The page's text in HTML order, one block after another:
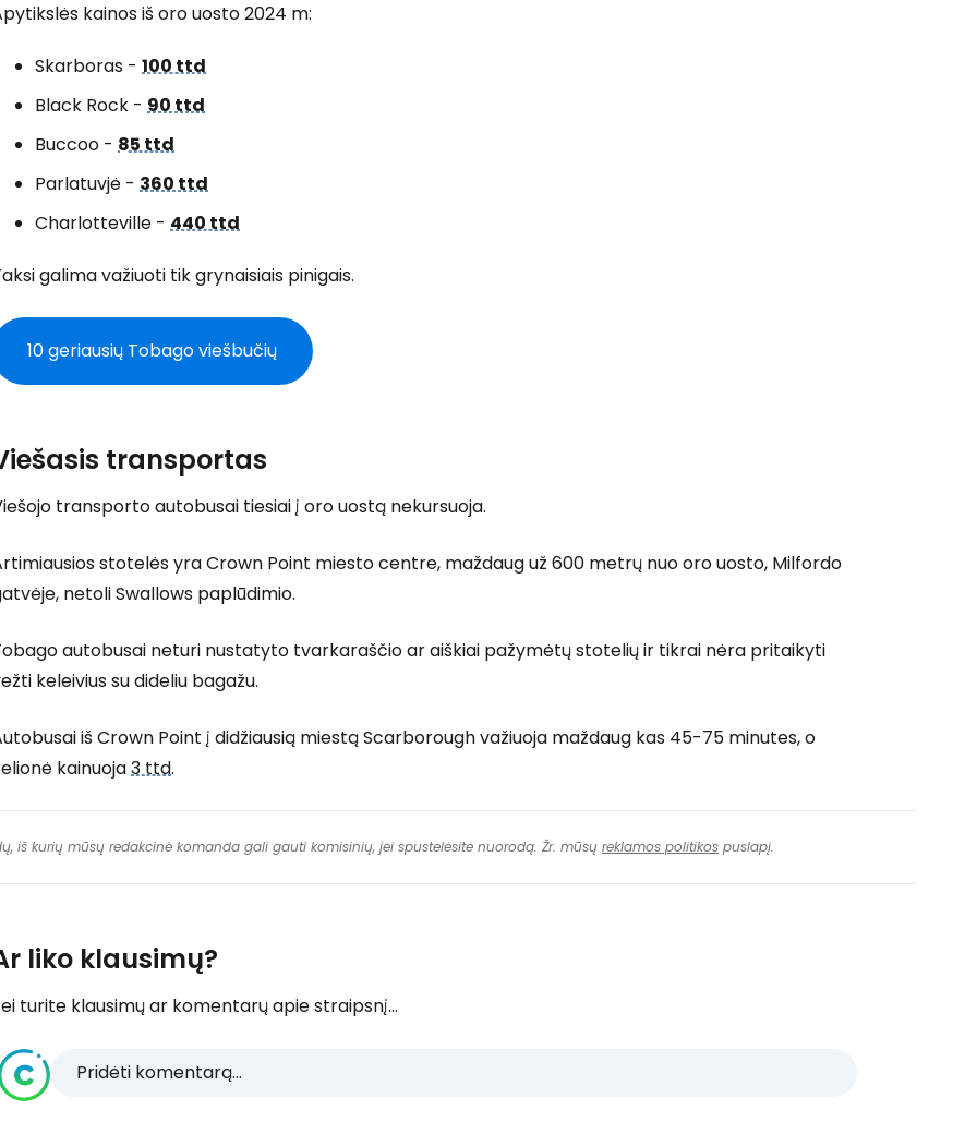
kainos iš oro uosto 2024 m:
Skarboras - 100 ttd
Black Rock - 90 ttd
Buccoo - 85 ttd
Parlatuvjė - 360 ttd
Charlotteville - 440 ttd
galima važiuoti tik grynaisiais pinigais.
10 geriausių Tobago viešbučių
transportas
transporto autobusai tiesiai į oro uostą nekursuoja.
stotelės yra Crown Point miesto centre, maždaug už 600 metrų nuo oro uosto, Milfordo
netoli Swallows paplūdimio.
autobusai neturi nustatyto tvarkaraščio ar aiškiai pažymėtų stotelių ir tikrai nėra pritaikyti
keleivius su dideliu bagažu.
iš Crown Point į didžiausią miestą Scarborough važiuoja maždaug kas 45-75 minutes, o
kainuoja3 ttd.
iš kurių mūsų redakcinė komanda gali gauti komisinių, jei spustelėsite nuorodą. Žr. mūsų reklamos politikos puslapį.
liko klausimų?
turite klausimų ar komentarų apie straipsnį...
Pridėti komentarą...